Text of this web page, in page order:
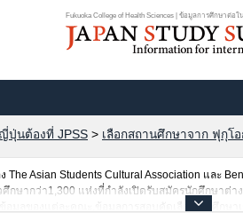
Fukuoka College of Health Sciences | ข้อมูลการศึกษาต่อ
ปุ่นต้องที่ JPSS > เลือกสถานศึกษาจาก ฟุกุโ
The Asian Students Cultural Association แล
ษากว่า1,300 แห่งที่กำลังเปิดรับสมัครนักศึกษาต่า
อมูลของแต่ละคณะ,ข้อมูลการสอบคัดเลือกเข้าศึก